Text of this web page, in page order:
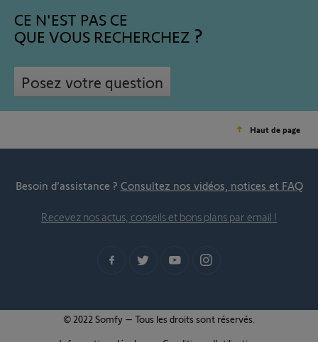
CE N'EST PAS CE
QUE VOUS RECHERCHEZ
Posez votre question
Haut de page
Besoin d’assistance ? Consultez nos vidéos, notices et FAQ
Recevez nos actus, conseils et bons plans par email !
© 2022 Somfy – Tous les droits sont réservés.